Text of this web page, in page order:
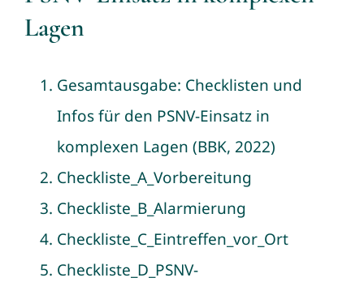
Lagen
Gesamtausgabe: Checklisten und
Infos für den PSNV-Einsatz in
komplexen Lagen (BBK, 2022)
Checkliste_A_Vorbereitung
Checkliste_B_Alarmierung
Checkliste_C_Eintreffen_vor_Ort
Checkliste_D_PSNV-